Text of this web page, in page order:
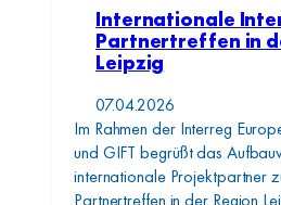
Internationale
Partnertreffen in
Leipzig
07.04.2026
Im Rahmen der Interreg
und GIFT begrüßt das
internationale Projektpartner
Partnertreffen in der Region